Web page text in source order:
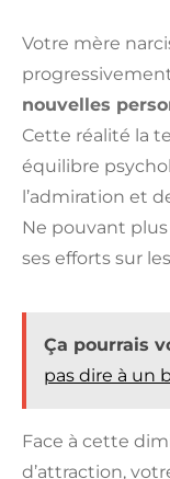
Votre mère
nouvelles
Cette réalité la
équilibre
l’admiration et
Ne pouvant
ses efforts sur
Ça pourrais
pas dire à un
Face à cette
d’attraction,